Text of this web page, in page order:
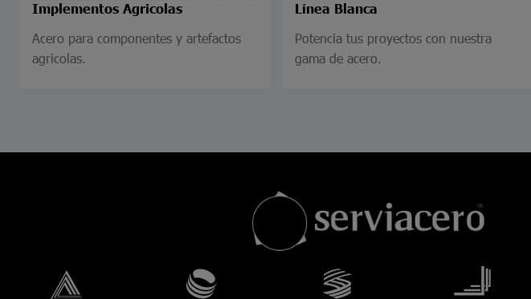
Implementos Agricolas
Acero para componentes y artefactos
agricolas.
Línea Blanca
Potencia tus proyectos con nuestra
gama de acero.